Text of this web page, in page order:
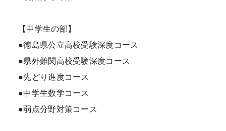
【中学生の部】
●徳島県公立高校受験深度コース
●県外難関高校受験深度コース
●先どり進度コース
●中学生数学コース
●弱点分野対策コース